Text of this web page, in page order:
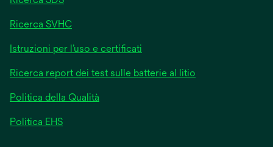
Ricerca SVHC
Istruzioni per l’uso e certificati
Ricerca report dei test sulle batterie al litio
Politica della Qualità
Politica EHS